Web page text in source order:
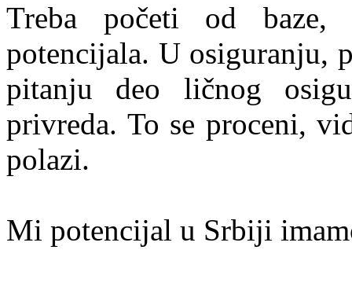
Treba početi od baze,
potencijala. U osiguranju,
pitanju deo ličnog
privreda. To se proceni,
polazi.
Mi potencijal u Srbiji